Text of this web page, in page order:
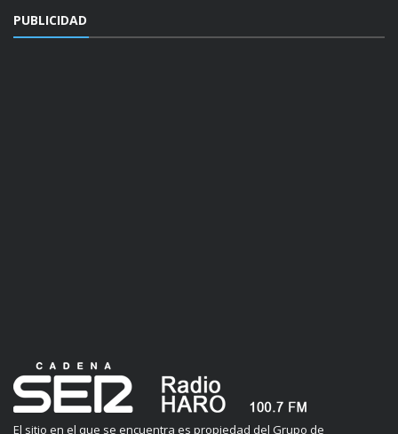
PUBLICIDAD
El sitio en el que se encuentra es propiedad del Grupo de